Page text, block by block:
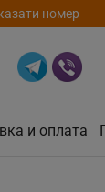
номер
и оплата